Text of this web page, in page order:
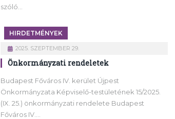
szóló…
HIRDETMÉNYEK
2025. SZEPTEMBER 29.
Önkormányzati rendeletek
Budapest Főváros IV. kerület Újpest
Önkormányzata Képviselő-testületének 15/2025.
(IX. 25.) önkormányzati rendelete Budapest
Főváros IV.…